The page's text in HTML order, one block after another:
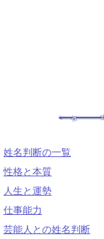
姓名判断の一覧
性格と本質
人生と運勢
仕事能力
芸能人との姓名判断